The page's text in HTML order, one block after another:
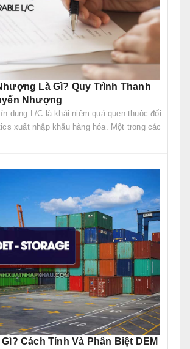
Là Gì? Quy Trình Thanh
Nhượng
dụng L/C là khái niệm quá quen thuộc đối
xuất nhập khẩu hàng hóa. Một trong các
Gì? Cách Tính Và Phân Biệt DEM